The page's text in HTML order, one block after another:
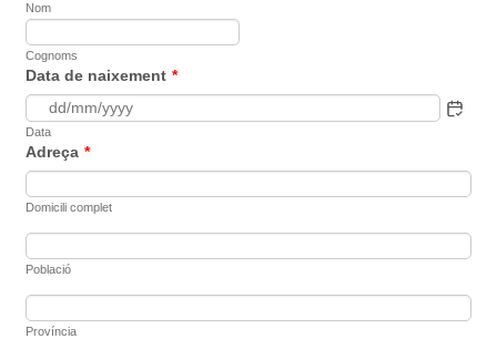
Nom
Cognoms
Data de naixement *
Data
Adreça *
Domicili complet
Població
Província